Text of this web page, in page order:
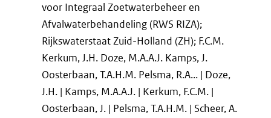
voor Integraal Zoetwaterbeheer en
Afvalwaterbehandeling (RWS RIZA);
Rijkswaterstaat Zuid-Holland (ZH); F.C.M.
Kerkum, J.H. Doze, M.A.A.J. Kamps, J.
Oosterbaan, T.A.H.M. Pelsma, R.A... | Doze,
J.H. | Kamps, M.A.A.J. | Kerkum, F.C.M. |
Oosterbaan, J. | Pelsma, T.A.H.M. | Scheer, A.